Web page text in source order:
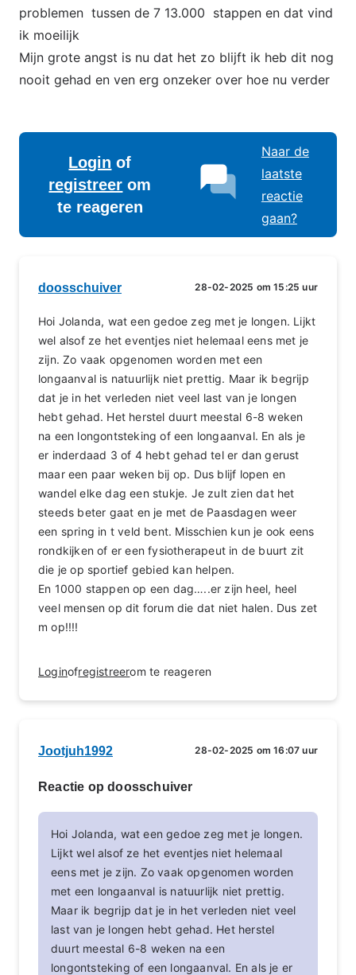
problemen tussen de 7 13.000 stappen en dat vind
ik moeilijk
Mijn grote angst is nu dat het zo blijft ik heb dit nog
nooit gehad en ven erg onzeker over hoe nu verder
Login of
registreer om
te reageren
Naar de
laatste
reactie
gaan?
doosschuiver 28-02-2025 om 15:25 uur
Hoi Jolanda, wat een gedoe zeg met je longen. Lijkt
wel alsof ze het eventjes niet helemaal eens met je
zijn. Zo vaak opgenomen worden met een
longaanval is natuurlijk niet prettig. Maar ik begrijp
dat je in het verleden niet veel last van je longen
hebt gehad. Het herstel duurt meestal 6-8 weken
na een longontsteking of een longaanval. En als je
er inderdaad 3 of 4 hebt gehad tel er dan gerust
maar een paar weken bij op. Dus blijf lopen en
wandel elke dag een stukje. Je zult zien dat het
steeds beter gaat en je met de Paasdagen weer
een spring in t veld bent. Misschien kun je ook eens
rondkijken of er een fysiotherapeut in de buurt zit
die je op sportief gebied kan helpen.
En 1000 stappen op een dag…..er zijn heel, heel
veel mensen op dit forum die dat niet halen. Dus zet
m op!!!!
Loginofregistreerom te reageren
Jootjuh1992 28-02-2025 om 16:07 uur
Reactie op doosschuiver
Hoi Jolanda, wat een gedoe zeg met je longen.
Lijkt wel alsof ze het eventjes niet helemaal
eens met je zijn. Zo vaak opgenomen worden
met een longaanval is natuurlijk niet prettig.
Maar ik begrijp dat je in het verleden niet veel
last van je longen hebt gehad. Het herstel
duurt meestal 6-8 weken na een
longontsteking of een longaanval. En als je er